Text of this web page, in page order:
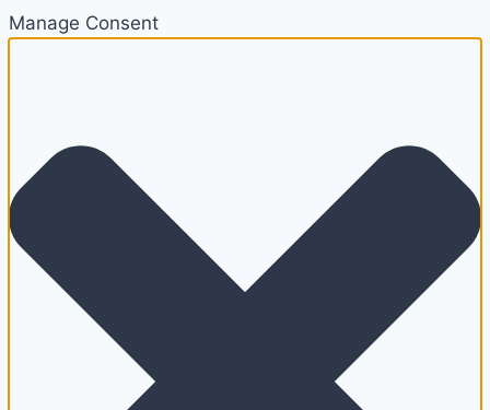
Manage Consent